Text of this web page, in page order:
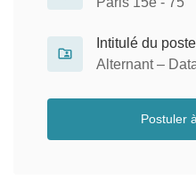
Intitulé du
Alternant –
Postuler